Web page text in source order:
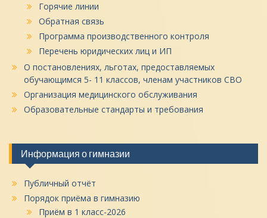
Горячие линии
Обратная связь
Программа производственного контроля
Перечень юридических лиц и ИП
О постановлениях, льготах, предоставляемых
обучающимся 5- 11 классов, членам участников СВО
Организация медицинского обслуживания
Образовательные стандарты и требования
Информация о гимназии
Публичный отчёт
Порядок приёма в гимназию
Приём в 1 класс-2026